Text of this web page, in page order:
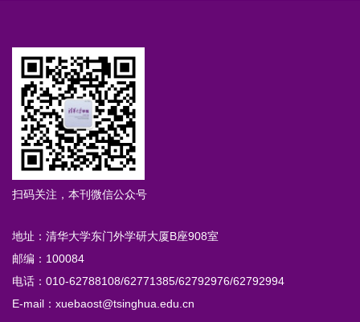
扫码关注，本刊微信公众号
地址：清华大学东门外学研大厦B座908室
邮编：100084
电话：010-62788108/62771385/62792976/62792994
E-mail：xuebaost@tsinghua.edu.cn